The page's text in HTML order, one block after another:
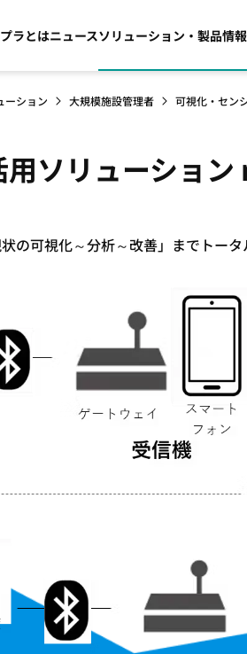
ラとはニュースソリューション・製品情報
ーション 大規模施設管理者 可視化・セン
ソリューショ
の可視化～分析～改善」までトー